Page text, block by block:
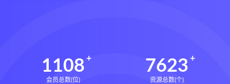
1108
会员总数(位)
7623
资源总数(个)